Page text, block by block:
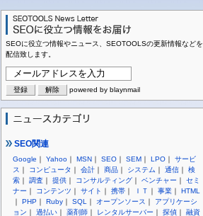
SEOに役立つ情報やニュース、SEOTOOLSの更新情報などを
配信致します。
powered by blaynmail
SEO関連
Google ｜ Yahoo ｜ MSN ｜ SEO ｜ SEM ｜ LPO ｜ サービ
ス ｜ コンピュータ ｜ 会計 ｜ 商品 ｜ システム ｜ 通信 ｜ 検
索 ｜ 調査 ｜ 提供 ｜ コンサルティング ｜ ベンチャー ｜ セミ
ナー ｜ コンテンツ ｜ サイト ｜ 携帯 ｜ ＩＴ ｜ 事業 ｜ HTML
｜ PHP ｜ Ruby ｜ SQL ｜ オープンソース ｜ アプリケーシ
ョン ｜ 過払い ｜ 薬剤師 ｜ レンタルサーバー ｜ 探偵 ｜ 融資